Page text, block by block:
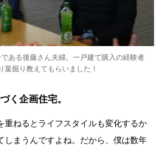
ある後藤さん夫婦。一戸建て購入の経験者
掘り教えてもらいました！
く企画住宅。
重ねるとライフスタイルも変化するか
しまうんですよね。だから、僕は数年